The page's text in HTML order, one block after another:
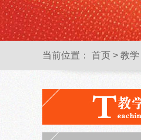
当前位置： 首页 > 教学